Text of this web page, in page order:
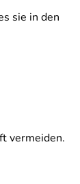
sie in den
vermeiden.